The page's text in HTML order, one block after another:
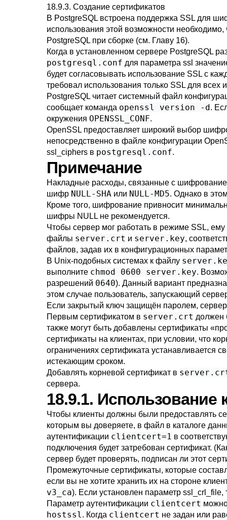
18.9.3. Создание сертификатов
В PostgreSQL встроена поддержка SSL для
использования этой возможности
PostgreSQL при сборке (см. Главу 16).
Когда в установленном сервере PostgreSQL
postgresql.conf для параметра ssl
будет согласовывать использование SSL с
требовал использования только SSL для всех
PostgreSQL читает системный файл
сообщает команда openssl version -d.
окружения OPENSSL_CONF.
OpenSSL предоставляет широкий выбор
непосредственно в файле конфигурации
ssl_ciphers в postgresql.conf.
Примечание
Накладные расходы, связанные с
шифр NULL-SHA или NULL-MD5. Однако в
Кроме того, шифрование привносит
шифры NULL не рекомендуется.
Чтобы сервер мог работать в режиме SSL,
файлы server.crt и server.key,
файлов, задав их в конфигурационных
В Unix-подобных системах к файлу
выполните chmod 0600 server.key.
разрешений 0640). Данный вариант
этом случае пользователь, запускающий
Если закрытый ключ защищён паролем, сервер
Первым сертификатом в server.crt должен
также могут быть добавлены сертификаты «
сертификаты на клиентах, при условии, что
ограничениях сертификата устанавливается
истекающим сроком.
Добавлять корневой сертификат в
сервера.
18.9.1. Использование
Чтобы клиенты должны были предоставлять
которым вы доверяете, в файл в каталоге
аутентификации clientcert=1 в
подключения будет затребован сертификат.
сервер будет проверять, подписан ли этот
Промежуточные сертификаты, которые
если вы не хотите хранить их на стороне
v3_ca). Если установлен параметр ssl_crl_file,
Параметр аутентификации clientcert
hostssl. Когда clientcert не задан или